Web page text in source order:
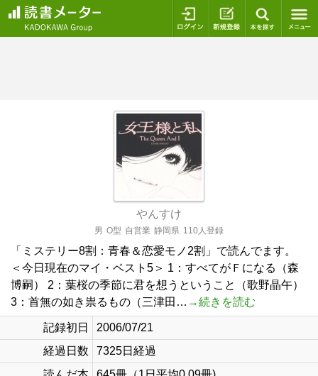
ログイン 新規登録
やんすけ
男 O型 自営業 静岡県 110人登録
「ミステリー8割：青春＆恋愛モノ2割」で読んでます。
＜今日現在のマイ・ベスト5＞ 1：すべてがＦになる（森
博嗣） 2：葉桜の季節に君を想うということ（歌野晶午）
3：首無の如き祟るもの（三津田… →続きを読む
記録初日
2006/07/21
経過日数
7325日経過